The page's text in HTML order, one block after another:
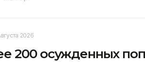
2026
200 осужденных